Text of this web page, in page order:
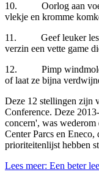
10. Oorlog aan
vlekje en kromme
11. Geef leuker les
verzin een vette game
12. Pimp
of laat ze bijna
Deze 12 stellingen zijn
Conference. Deze
concern', was
Center Parcs en
prioriteitenlijst hebben
Lees meer: Een beter